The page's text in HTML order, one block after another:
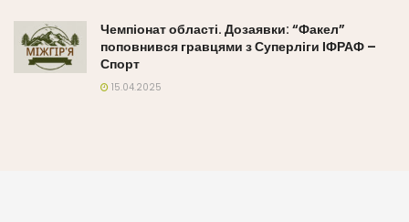
Чемпіонат області. Дозаявки: “Факел”
поповнився гравцями з Суперліги ІФРАФ –
Спорт
15.04.2025